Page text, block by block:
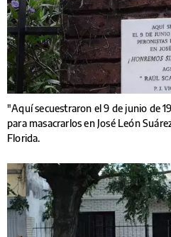
"Aquí secuestraron el 9 de junio de
para masacrarlos en José León
Florida.